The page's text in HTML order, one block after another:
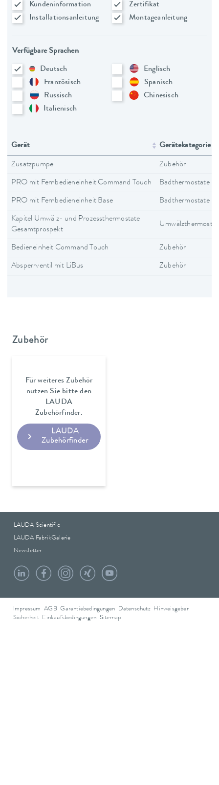
Kundeninformation
Zertifikat
Installationsanleitung
Montageanleitung
Verfügbare Sprachen
Deutsch
Englisch
Französisch
Spanisch
Russisch
Chinesisch
Italienisch
Gerät Gerätekategorie
Zusatzpumpe Zubehör
PRO mit Fernbedieneinheit Command Touch Badthermostate
PRO mit Fernbedieneinheit Base Badthermostate
Kapitel Umwälz- und Prozessthermostate
Gesamtprospekt
Bedieneinheit Command Touch Zubehör
Absperrventil mit LiBus Zubehör
Zubehör
Für weiteres Zubehör
nutzen Sie bitte den
LAUDA
Zubehörfinder.
LAUDA
Zubehörfinder
LAUDA Scientific
LAUDA FabrikGalerie
Newsletter
Impressum AGB Garantiebedingungen Datenschutz Hinweisgeber
Sicherheit Einkaufsbedingungen Sitemap